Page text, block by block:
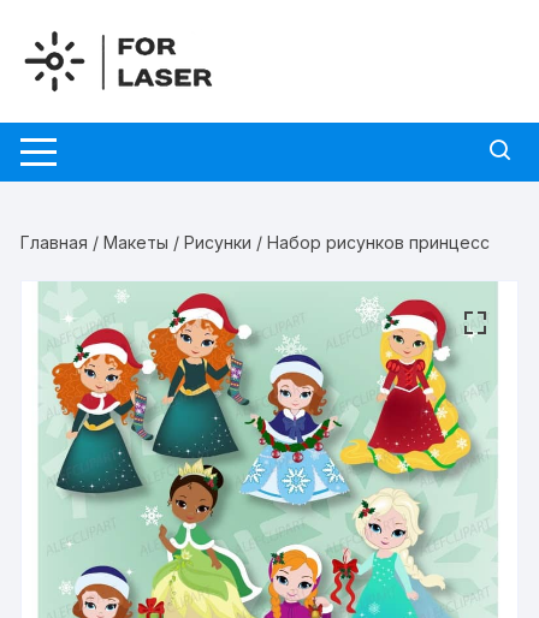
содержимому
Главная /Макеты /Рисунки / Набор рисунков принцесс